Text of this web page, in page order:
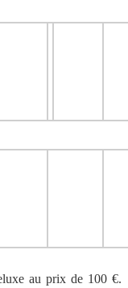
au prix de 100 €.